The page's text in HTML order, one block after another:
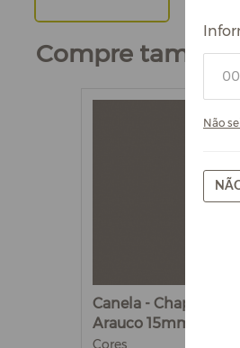
Compre
Canela - Chapa de
Arauco 15mm
Cores
Não